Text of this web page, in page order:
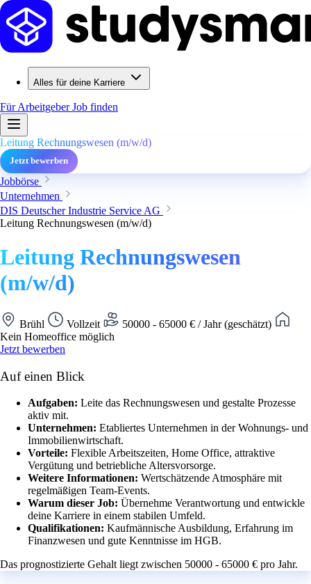
Alles für deine Karriere
Für ArbeitgeberJob finden
Leitung Rechnungswesen (m/w/d)
Jetzt bewerben
Jobbörse
Unternehmen
DIS Deutscher Industrie Service AG
Leitung Rechnungswesen (m/w/d)
Leitung Rechnungswesen
(m/w/d)
Brühl Vollzeit
50000 - 65000 € / Jahr (geschätzt)
Kein Homeoffice möglich
Jetzt bewerben
Auf einen Blick
Aufgaben: Leite das Rechnungswesen und gestalte Prozesse
aktiv mit.
Unternehmen: Etabliertes Unternehmen in der Wohnungs- und
Immobilienwirtschaft.
Vorteile: Flexible Arbeitszeiten, Home Office, attraktive
Vergütung und betriebliche Altersvorsorge.
Weitere Informationen: Wertschätzende Atmosphäre mit
regelmäßigen Team-Events.
Warum dieser Job: Übernehme Verantwortung und entwickle
deine Karriere in einem stabilen Umfeld.
Qualifikationen: Kaufmännische Ausbildung, Erfahrung im
Finanzwesen und gute Kenntnisse im HGB.
Das prognostizierte Gehalt liegt zwischen 50000 - 65000 € pro Jahr.